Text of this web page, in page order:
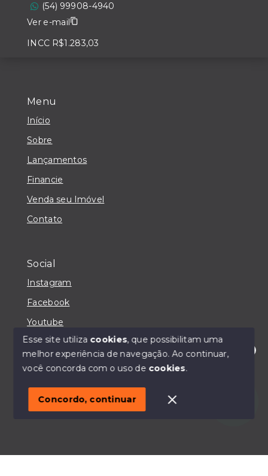
Olá! Estou disponível para te ajudar.
Menu
Início
Sobre
Lançamentos
Financie
Venda seu Imóvel
Contato
Social
Instagram
Facebook
Youtube
© Copyright 2026 - IMOBILIÁRIA CASA MAIORI -
SITE PARA IMOBILIARIA
(54) 99908-4940
Ver e-mail
INCC R$1.283,03
Esse site utiliza cookies, que possibilitam uma
melhor experiência de navegação.Ao continuar,
você concorda com o uso de cookies.
Concordo, continuar